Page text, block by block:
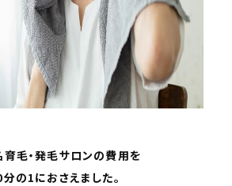
毛・発毛サロンの費用を
の1におさえました。